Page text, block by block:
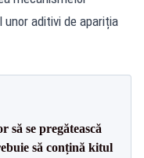
aditivi de apariția
să se pregătească
să conțină kitul